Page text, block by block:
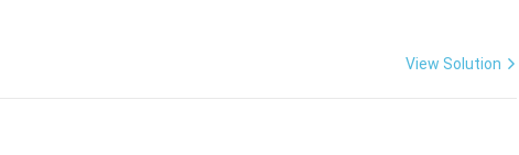
View Solution